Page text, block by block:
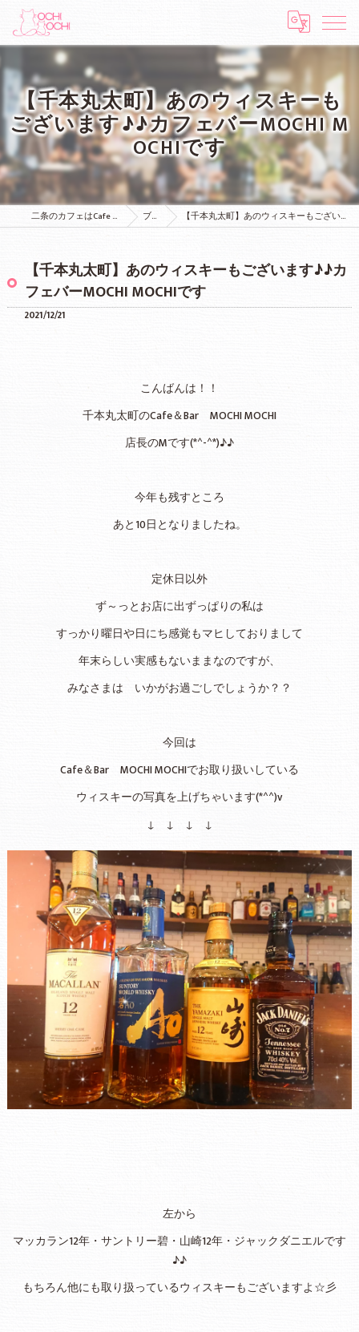
【千本丸太町】あのウィスキーも
ございます♪♪カフェバーMOCHI M
OCHIです
二条のカフェはCafe & Bar MOCHI MOCHI ブログ 【千本丸太町】あのウィスキーもございます♪♪カフェバーMOCHI MOCHIです
【千本丸太町】あのウィスキーもございます♪♪カ
フェバーMOCHI MOCHIです
2021/12/21
こんばんは！！
千本丸太町のCafe＆Bar MOCHI MOCHI
店長のMです(*^-^*)♪♪
今年も残すところ
あと10日となりましたね。
定休日以外
ず～っとお店に出ずっぱりの私は
すっかり曜日や日にち感覚もマヒしておりまして
年末らしい実感もないままなのですが、
みなさまは いかがお過ごしでしょうか？？
今回は
Cafe＆Bar MOCHI MOCHIでお取り扱いしている
ウィスキーの写真を上げちゃいます(*^^)v
↓ ↓ ↓ ↓
左から
マッカラン12年・サントリー碧・山崎12年・ジャックダニエルです
♪♪
もちろん他にも取り扱っているウィスキーもございますよ☆彡